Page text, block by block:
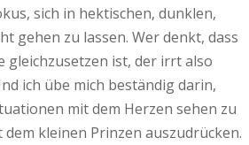
sich in hektischen, dunklen,
gehen zu lassen. Wer denkt, dass
gleichzusetzen ist, der irrt also
ich übe mich beständig darin,
mit dem Herzen sehen zu
kleinen Prinzen auszudrücken.